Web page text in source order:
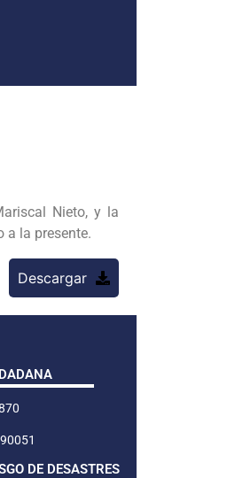
Nieto, y la
a la presente.
Descargar
DE DESASTRES